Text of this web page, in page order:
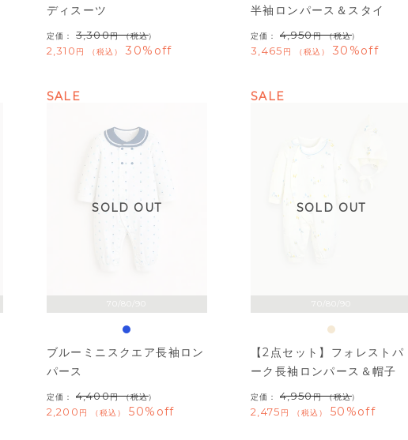
ディスーツ
定価： 3,300 （税込）
2,310 税込 30%off
半袖ロンパース＆スタイ
定価： 4,950 （税込）
3,465 税込 30%off
70/80/90
SOLD OUT
SALE
ブルーミニスクエア長袖ロン
パース
定価： 4,400 （税込）
2,200 税込 50%off
70/80/90
SOLD OUT
SALE
【2点セット】フォレストパ
ーク長袖ロンパース＆帽子
定価： 4,950 （税込）
2,475 税込 50%off